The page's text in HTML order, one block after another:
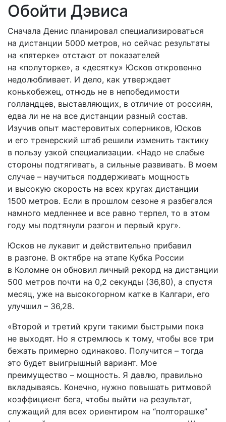
Обойти Дэвиса
Сначала Денис планировал специализироваться
на дистанции 5000 метров, но сейчас результаты
на «пятерке» отстают от показателей
на «полуторке», а «десятку» Юсков откровенно
недолюбливает. И дело, как утверждает
конькобежец, отнюдь не в непобедимости
голландцев, выставляющих, в отличие от россиян,
едва ли не на все дистанции разный состав.
Изучив опыт мастеровитых соперников, Юсков
и его тренерский штаб решили изменить тактику
в пользу узкой специализации. «Надо не слабые
стороны подтягивать, а сильные развивать. В моем
случае – научиться поддерживать мощность
и высокую скорость на всех кругах дистанции
1500 метров. Если в прошлом сезоне я разбегался
намного медленнее и все равно терпел, то в этом
году мы подтянули разгон и первый круг».
Юсков не лукавит и действительно прибавил
в разгоне. В октябре на этапе Кубка России
в Коломне он обновил личный рекорд на дистанции
500 метров почти на 0,2 секунды (36,80), а спустя
месяц, уже на высокогорном катке в Калгари, его
улучшил – 36,28.
«Второй и третий круги такими быстрыми пока
не выходят. Но я стремлюсь к тому, чтобы все три
бежать примерно одинаково. Получится – тогда
это будет выигрышный вариант. Мое
преимущество – мощность. Я давлю, правильно
вкладываясь. Конечно, нужно повышать ритмовой
коэффициент бега, чтобы вый­ти на результат,
служащий для всех ориентиром на “полторашке”